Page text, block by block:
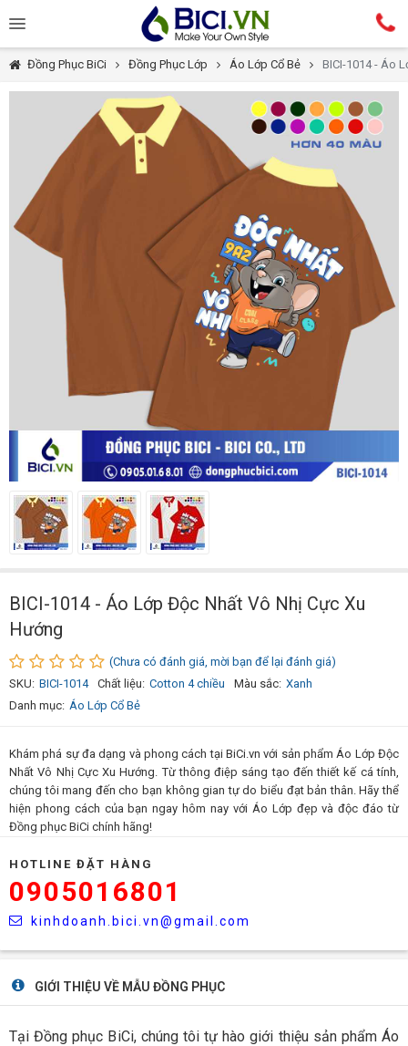
Đồng Phục BiCi Đồng Phục Lớp Áo Lớp Cổ Bẻ BICI-1014 - Áo
BICI-1014 - Áo Lớp Độc Nhất Vô Nhị Cực Xu
Hướng
(Chưa có đánh giá, mời bạn để lại đánh giá)
SKU: BICI-1014 Chất liệu: Cotton 4 chiều Màu sắc: Xanh
Danh mục: Áo Lớp Cổ Bẻ
Khám phá sự đa dạng và phong cách tại BiCi.vn với sản phẩm Áo Lớp Độc
Nhất Vô Nhị Cực Xu Hướng. Từ thông điệp sáng tạo đến thiết kế cá tính,
chúng tôi mang đến cho bạn không gian tự do biểu đạt bản thân. Hãy thể
hiện phong cách của bạn ngay hôm nay với Áo Lớp đẹp và độc đáo từ
Đồng phục BiCi chính hãng!
HOTLINE ĐẶT HÀNG
0905016801
kinhdoanh.bici.vn@gmail.com
GIỚI THIỆU VỀ MẪU ĐỒNG PHỤC
Tại Đồng phục BiCi, chúng tôi tự hào giới thiệu sản phẩm Áo